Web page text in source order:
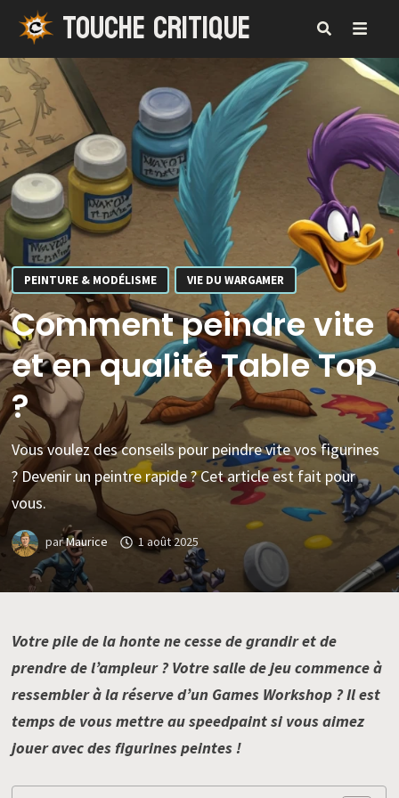
Passer
contenu
TOUCHE CRITIQUE
MENU
PEINTURE & MODÉLISME VIE DU WARGAMER
Comment peindre vite
et en qualité Table Top
?
Vous voulez des conseils pour peindre vite vos figurines
? Devenir un peintre rapide ? Cet article est fait pour
vous.
parMaurice 1 août 2025
Votre pile de la honte ne cesse de grandir et de
prendre de l’ampleur ? Votre salle de jeu commence à
ressembler à la réserve d’un Games Workshop ?Il est
temps de vous mettre au speedpaint si vous aimez
jouer avec des figurines peintes !